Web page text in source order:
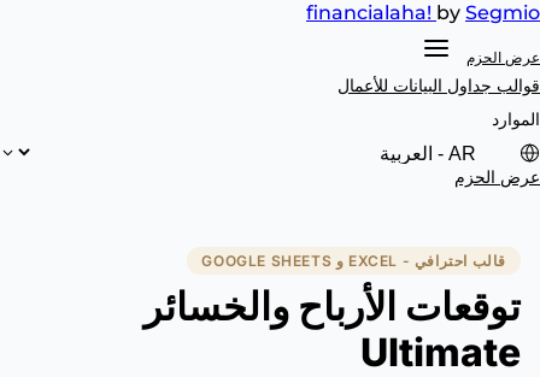
financialaha! by Segmio
عرض الحزم
قوالب جداول البيانات للأعمال
الموارد
عرض الحزم
قالب احترافي - EXCEL و GOOGLE SHEETS
توقعات الأرباح والخسائر
Ultimate